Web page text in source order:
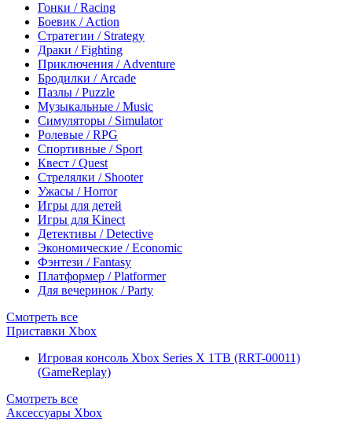
Гонки / Racing
Боевик / Action
Стратегии / Strategy
Драки / Fighting
Приключения / Adventure
Бродилки / Arcade
Пазлы / Puzzle
Музыкальные / Music
Симуляторы / Simulator
Ролевые / RPG
Спортивные / Sport
Квест / Quest
Стрелялки / Shooter
Ужасы / Horror
Игры для детей
Игры для Kinect
Детективы / Detective
Экономические / Economic
Фэнтези / Fantasy
Платформер / Platformer
Для вечеринок / Party
Смотреть все
Приставки Xbox
Игровая консоль Xbox Series X 1TB (RRT-00011)
(GameReplay)
Смотреть все
Аксессуары Xbox